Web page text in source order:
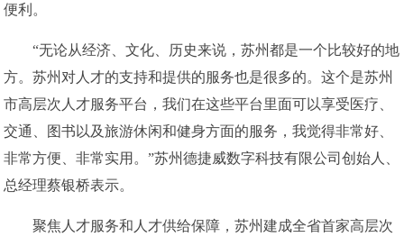
便利。
“无论从经济、文化、历史来说，苏州都是一个比较好的地
方。苏州对人才的支持和提供的服务也是很多的。这个是苏州
市高层次人才服务平台，我们在这些平台里面可以享受医疗、
交通、图书以及旅游休闲和健身方面的服务，我觉得非常好、
非常方便、非常实用。”苏州德捷威数字科技有限公司创始人、
总经理蔡银桥表示。
聚焦人才服务和人才供给保障，苏州建成全省首家高层次